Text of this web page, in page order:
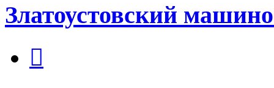
Златоустовский